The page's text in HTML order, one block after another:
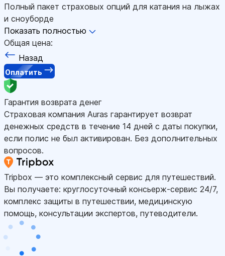
Полный пакет страховых опций для катания на лыжах
и сноуборде
Показать полностью
Общая цена:
Назад
Оплатить
Гарантия возврата денег
Страховая компания Auras гарантирует возврат
денежных средств в течение 14 дней с даты покупки,
если полис не был активирован. Без дополнительных
вопросов.
Tripbox — это комплексный сервис для путешествий.
Вы получаете: круглосуточный консьерж-сервис 24/7,
комплекс защиты в путешествии, медицинскую
помощь, консультации экспертов, путеводители.